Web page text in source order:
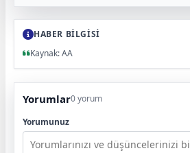
HABER BİLGİSİ
Kaynak: AA
Yorumlar0 yorum
Yorumunuz